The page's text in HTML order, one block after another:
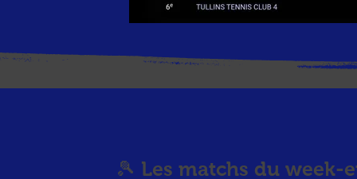
🎾 Les matchs du